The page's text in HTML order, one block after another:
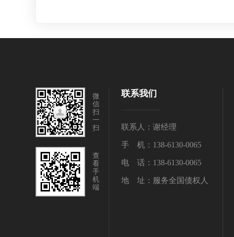
微
信
扫
一
扫
查
看
手
机
端
联系我们
联系人：谢经理
手 机：138-6130-0065
电 话：138-6130-0065
地 址：服务全国债权人